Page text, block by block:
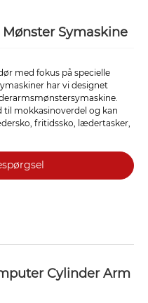
Symaskine
med fokus på specielle
har vi designet
til mokkasinoverdel og kan
fritidssko, lædertasker,
Cylinder Arm